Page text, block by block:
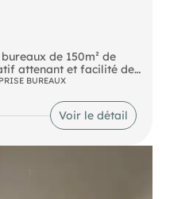
de 150m² de
attenant et facilité de
au début de l'impasse.
charmés par ces
et le côté industriel en
très cocooning avec
agréable, un poêle à
très bien. Un bien
3 000 € HT
BUREAUX
Voir le détail